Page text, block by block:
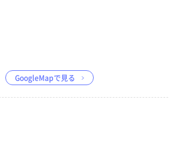
GoogleMapで見る